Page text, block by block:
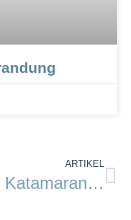
ARTIKEL
Der Katamaran für mich: Entweder – oder?